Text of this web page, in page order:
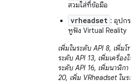
สวมใส่ที่ข้อมือ
vrheadset : อุปกรณ์
หูฟัง Virtual Reality
เพิ่มในระดับ API 8, เพิ่มโท
ระดับ API 13, เพิ่มเครื่องใช้
ระดับ API 16, เพิ่มนาฬิกา ใ
20, เพิ่ม VRheadset ในระ